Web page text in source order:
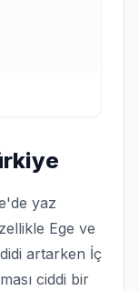
yaz
Ege ve
artarken İç
ciddi bir